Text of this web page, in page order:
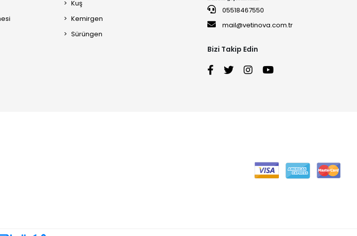
Kuş
Kemirgen
Sürüngen
05518467550
mail@vetinova.com.tr
Bizi Takip Edin